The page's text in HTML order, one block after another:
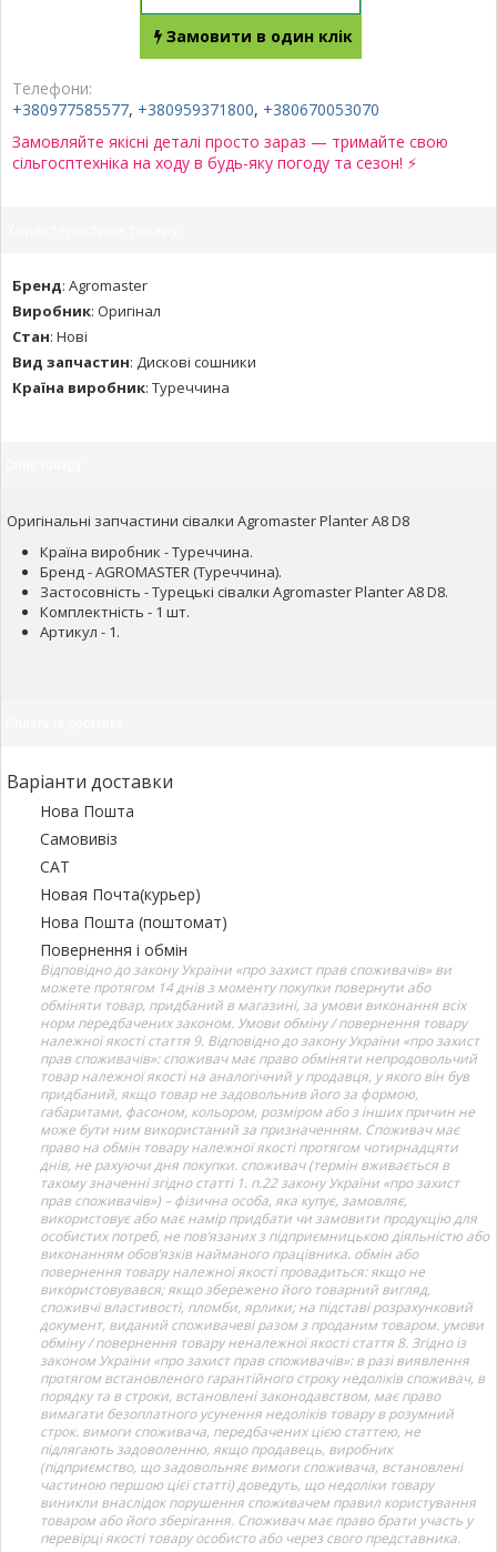
Замовити в один клік
Телефони:
+380977585577, +380959371800, +380670053070
Замовляйте якісні деталі просто зараз — тримайте свою
сільгосптехніка на ходу в будь-яку погоду та сезон! ⚡
Бренд: Agromaster
Виробник: Оригінал
Стан: Нові
Вид запчастин: Дискові сошники
Країна виробник: Туреччина
Оригінальні запчастини сівалки Agromaster Planter A8 D8
Країна виробник - Туреччина.
Бренд - AGROMASTER (Туреччина).
Застосовність - Турецькі сівалки Agromaster Planter A8 D8.
Комплектність - 1 шт.
Артикул - 1.
Варіанти доставки
Нова Пошта
Самовивіз
САТ
Новая Почта(курьер)
Нова Пошта (поштомат)
Повернення і обмін
Відповідно до закону України «про захист прав споживачів» ви
можете протягом 14 днів з моменту покупки повернути або
обміняти товар, придбаний в магазині, за умови виконання всіх
норм передбачених законом. Умови обміну / повернення товару
належної якості стаття 9. Відповідно до закону України «про захист
прав споживачів»: споживач має право обміняти непродовольчий
товар належної якості на аналогічний у продавця, у якого він був
придбаний, якщо товар не задовольнив його за формою,
габаритами, фасоном, кольором, розміром або з інших причин не
може бути ним використаний за призначенням. Споживач має
право на обмін товару належної якості протягом чотирнадцяти
днів, не рахуючи дня покупки. споживач (термін вживається в
такому значенні згідно статті 1. п.22 закону України «про захист
прав споживачів») – фізична особа, яка купує, замовляє,
використовує або має намір придбати чи замовити продукцію для
особистих потреб, не пов’язаних з підприємницькою діяльністю або
виконанням обов’язків найманого працівника. обмін або
повернення товару належної якості провадиться: якщо не
використовувався; якщо збережено його товарний вигляд,
споживчі властивості, пломби, ярлики; на підставі розрахунковий
документ, виданий споживачеві разом з проданим товаром. умови
обміну / повернення товару неналежної якості стаття 8. Згідно із
законом України «про захист прав споживачів»: в разі виявлення
протягом встановленого гарантійного строку недоліків споживач, в
порядку та в строки, встановлені законодавством, має право
вимагати безоплатного усунення недоліків товару в розумний
строк. вимоги споживача, передбачених цією статтею, не
підлягають задоволенню, якщо продавець, виробник
(підприємство, що задовольняє вимоги споживача, встановлені
частиною першою цієї статті) доведуть, що недоліки товару
виникли внаслідок порушення споживачем правил користування
товаром або його зберігання. Споживач має право брати участь у
перевірці якості товару особисто або через свого представника.